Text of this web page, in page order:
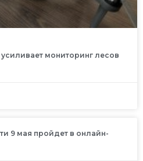
мониторинг лесов
9 мая пройдет в онлайн-